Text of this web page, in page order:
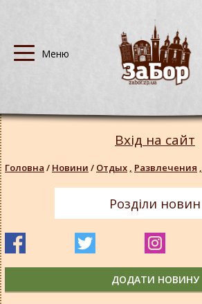
Вхід на сайт
Головна / Новини / Отдых , Развлечения ,
Розділи новин
ДОДАТИ НОВИНУ